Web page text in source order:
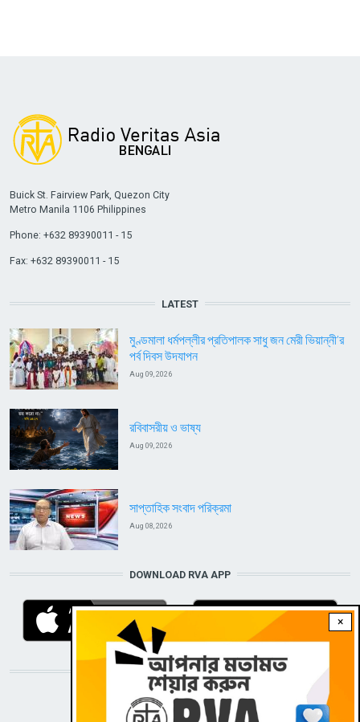
×
Buick St. Fairview Park, Quezon City
Metro Manila 1106 Philippines
Phone: +632 89390011 - 15
Fax: +632 89390011 - 15
LATEST
মুণ্ডমালা ধর্মপল্লীর প্রতিপালক সাধু জন মেরী ভিয়ান্নী’র
পর্ব দিবস উদযাপন
Aug 09, 2026
রবিবাসরীয় ও ভাষ্য
Aug 09, 2026
সাপ্তাহিক সংবাদ পরিক্রমা
Aug 08, 2026
DOWNLOAD RVA APP
STAY CONNECTED WITH US!